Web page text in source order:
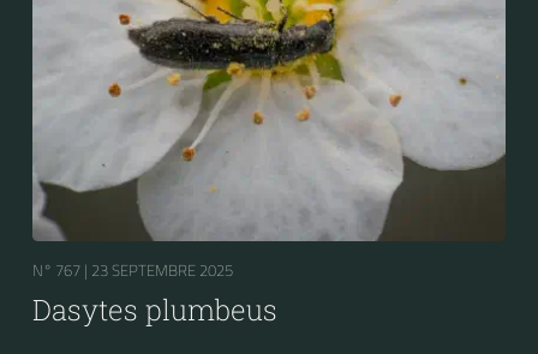
N° 767 | 23 SEPTEMBRE 2025
Dasytes plumbeus